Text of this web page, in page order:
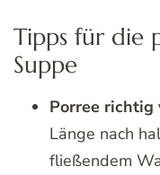
Tipps für die
Suppe
Porree richtig
Länge nach
fließendem